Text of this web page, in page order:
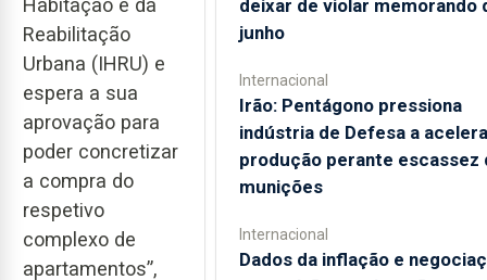
Habitação e da
Reabilitação
Urbana (IHRU) e
espera a sua
aprovação para
poder concretizar
a compra do
respetivo
complexo de
apartamentos”,
deixar de violar memorando
junho
Internacional
Irão: Pentágono pressiona
indústria de Defesa a
produção perante escassez
munições
Internacional
Dados da inflação e